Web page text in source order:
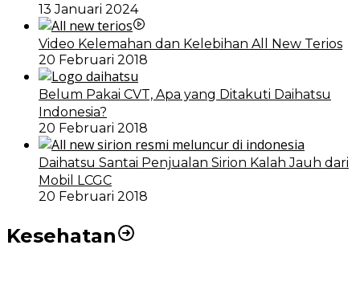
13 Januari 2024
Video Kelemahan dan Kelebihan All New Terios
20 Februari 2018
Belum Pakai CVT, Apa yang Ditakuti Daihatsu
Indonesia?
20 Februari 2018
Daihatsu Santai Penjualan Sirion Kalah Jauh dari
Mobil LCGC
20 Februari 2018
Kesehatan